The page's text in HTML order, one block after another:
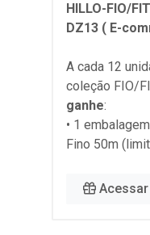
HILLO-FIO/
DZ13 ( E-
A cada 12
coleção FIO/
ganhe:
• 1
Fino 50m